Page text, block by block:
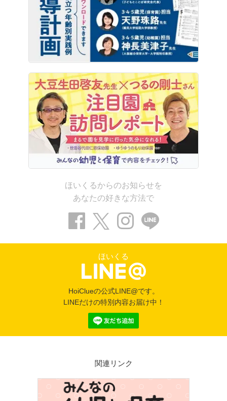
ほいくるからのお知らせを
あなたの好きな方法で
ほいくる
HoiClueの公式LINE@です。
LINEだけの特別内容お届け中！
関連リンク